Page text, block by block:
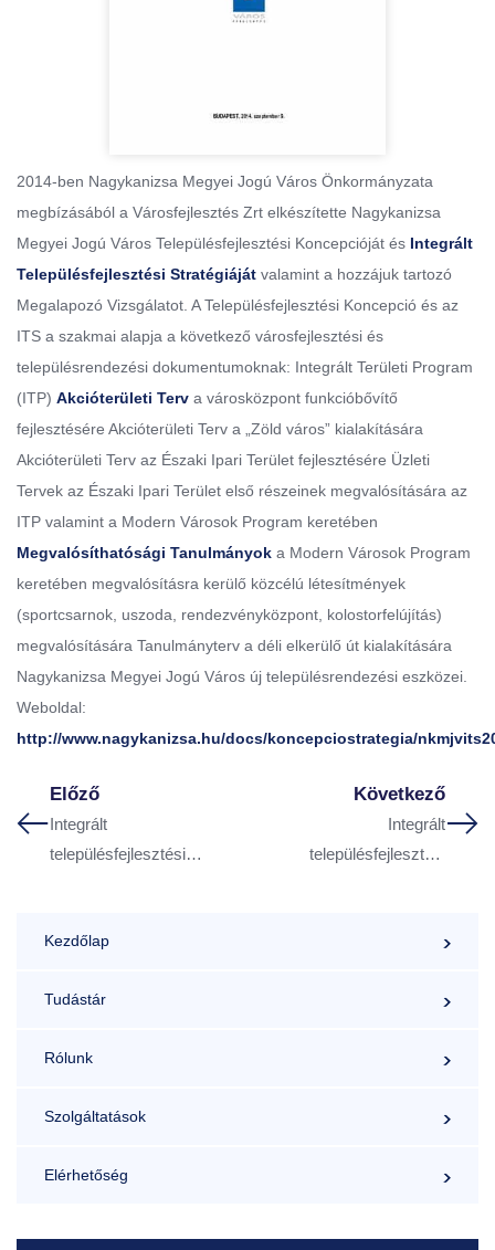
2014-ben Nagykanizsa Megyei Jogú Város Önkormányzata
megbízásából a Városfejlesztés Zrt elkészítette Nagykanizsa
Megyei Jogú Város Településfejlesztési Koncepcióját és Integrált
Településfejlesztési Stratégiáját valamint a hozzájuk tartozó
Megalapozó Vizsgálatot. A Településfejlesztési Koncepció és az
ITS a szakmai alapja a következő városfejlesztési és
településrendezési dokumentumoknak: Integrált Területi Program
(ITP) Akcióterületi Terv a városközpont funkcióbővítő
fejlesztésére Akcióterületi Terv a „Zöld város” kialakítására
Akcióterületi Terv az Északi Ipari Terület fejlesztésére Üzleti
Tervek az Északi Ipari Terület első részeinek megvalósítására az
ITP valamint a Modern Városok Program keretében
Megvalósíthatósági Tanulmányok a Modern Városok Program
keretében megvalósításra kerülő közcélú létesítmények
(sportcsarnok, uszoda, rendezvényközpont, kolostorfelújítás)
megvalósítására Tanulmányterv a déli elkerülő út kialakítására
Nagykanizsa Megyei Jogú Város új településrendezési eszközei.
Weboldal:
http://www.nagykanizsa.hu/docs/koncepciostrategia/
Előző
Integrált
településfejlesztési
Következő
Integrált
településfejlesztési
Kezdőlap
Tudástár
Rólunk
Szolgáltatások
Elérhetőség